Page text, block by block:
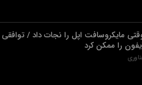
مایکروسافت اپل را نجات داد /
را ممکن کرد